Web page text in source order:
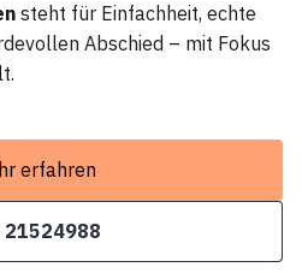
steht für Einfachheit, echte
Abschied – mit Fokus
erfahren
21524988